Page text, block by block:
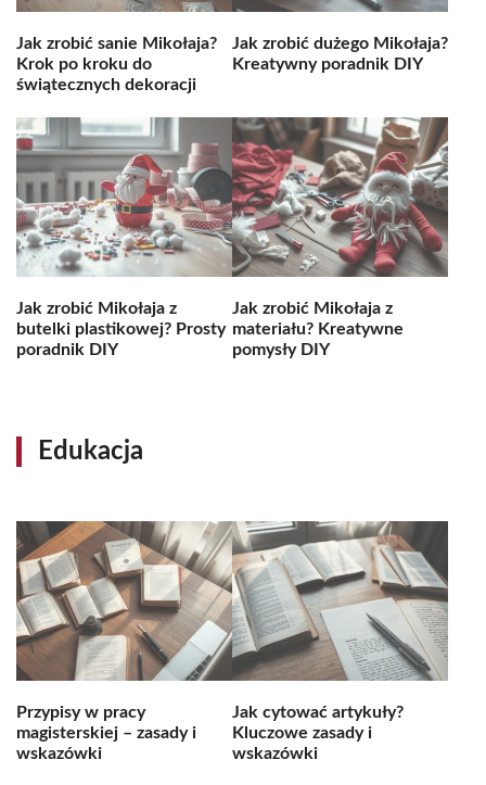
Jak zrobić sanie Mikołaja?
Krok po kroku do
świątecznych dekoracji
Jak zrobić dużego Mikołaja?
Kreatywny poradnik DIY
Jak zrobić Mikołaja z
butelki plastikowej? Prosty
poradnik DIY
Jak zrobić Mikołaja z
materiału? Kreatywne
pomysły DIY
Edukacja
Przypisy w pracy
magisterskiej – zasady i
wskazówki
Jak cytować artykuły?
Kluczowe zasady i
wskazówki